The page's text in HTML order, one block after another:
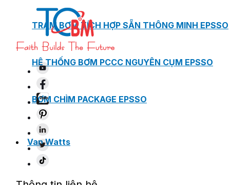
TRẠM BƠM TÍCH HỢP SẴN THÔNG MINH EPSSO
HỆ THỐNG BƠM PCCC NGUYÊN CỤM EPSSO
BƠM CHÌM PACKAGE EPSSO
Van Watts